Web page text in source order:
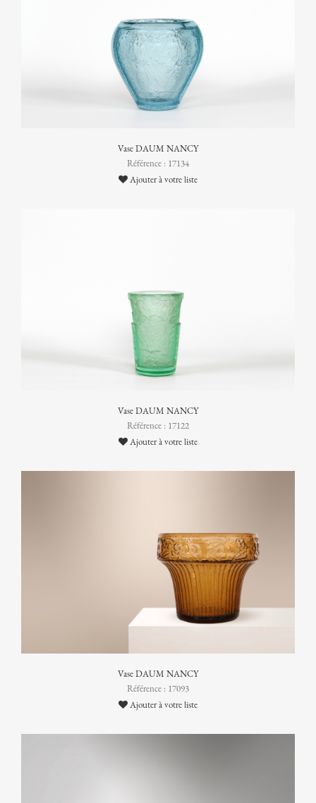
Vase DAUM NANCY
Référence : 17134
Ajouter à votre liste
Vase DAUM NANCY
Référence : 17122
Ajouter à votre liste
Vase DAUM NANCY
Référence : 17093
Ajouter à votre liste